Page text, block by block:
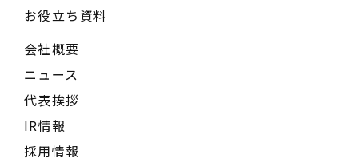
お役立ち資料
会社概要
ニュース
代表挨拶
IR情報
採用情報